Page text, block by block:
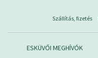
Szállítás, fizetés
ESKÜVŐI MEGHÍVÓK